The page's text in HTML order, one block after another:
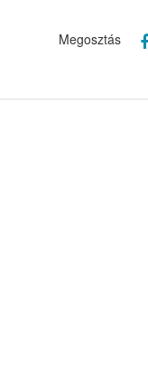
Megosztás